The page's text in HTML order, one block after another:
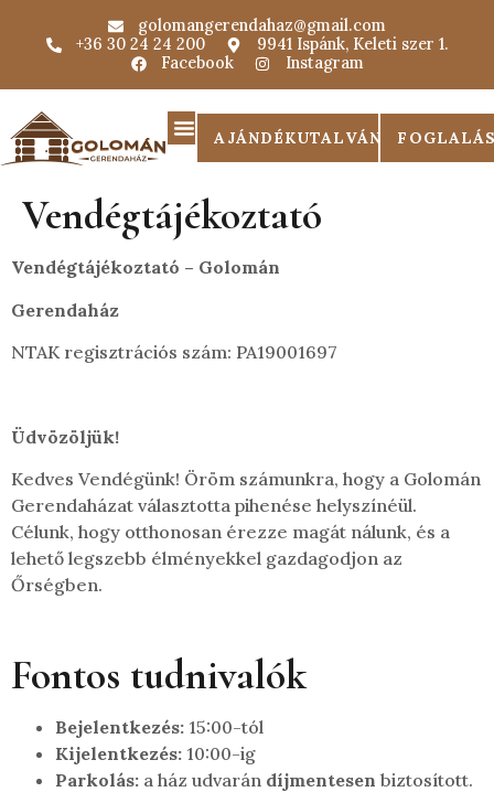
golomangerendahaz@gmail.com
+36 30 24 24 200
9941 Ispánk, Keleti szer 1.
Facebook
Instagram
AJÁNDÉKUTALVÁNY
Vendégtájékoztató
Vendégtájékoztató – Golomán
Gerendaház
NTAK regisztrációs szám: PA19001697
Üdvözöljük!
Kedves Vendégünk! Öröm számunkra, hogy a Golomán
Gerendaházat választotta pihenése helyszínéül.
Célunk, hogy otthonosan érezze magát nálunk, és a
lehető legszebb élményekkel gazdagodjon az
Őrségben.
Fontos tudnivalók
Bejelentkezés: 15:00-tól
Kijelentkezés: 10:00-ig
Parkolás: a ház udvarán díjmentesen biztosított.